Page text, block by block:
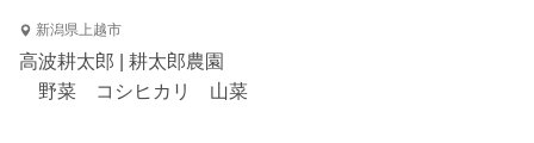
新潟県上越市
高波耕太郎 | 耕太郎農園
野菜 コシヒカリ 山菜